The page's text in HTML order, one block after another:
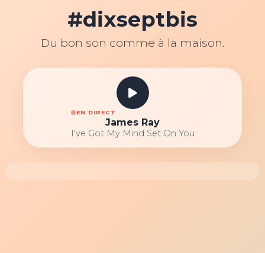
#dixseptbis
Du bon son comme à la maison.
EN DIRECT
James Ray
I've Got My Mind Set On You